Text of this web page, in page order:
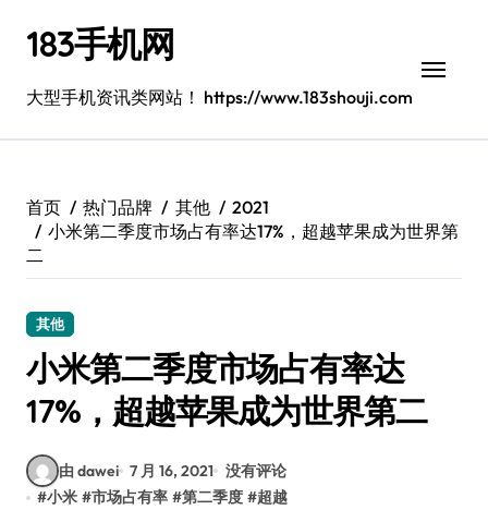
183手机网
大型手机资讯类网站！ https://www.183shouji.com
首页 热门品牌 其他
2021
小米第二季度市场占有率达17%，超越苹果成为世界第
二
其他
小米第二季度市场占有率达
17%，超越苹果成为世界第二
由 dawei 7 月 16, 2021 没有评论
#小米 #市场占有率 #第二季度 #超越